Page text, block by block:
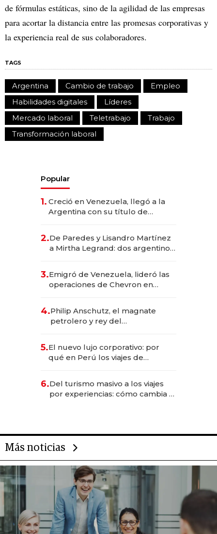
de fórmulas estáticas, sino de la agilidad de las empresas
para acortar la distancia entre las promesas corporativas y
la experiencia real de sus colaboradores.
TAGS
Argentina Cambio de trabajo
Empleo
Habilidades digitales
Líderes
Mercado laboral
Teletrabajo
Trabajo
Transformación laboral
Popular
1. Creció en Venezuela, llegó a la
Argentina con su título de
las marcas "fast premium"
2.De Paredes y Lisandro Martínez
a Mirtha Legrand: dos argentinos
3.Emigró de Venezuela, lideró las
operaciones de Chevron en
4.Philip Anschutz, el magnate
petrolero y rey del
Fénix
5.El nuevo lujo corporativo: por
qué en Perú los viajes de
transformadoras
6.Del turismo masivo a los viajes
por experiencias: cómo cambia el
Más noticias